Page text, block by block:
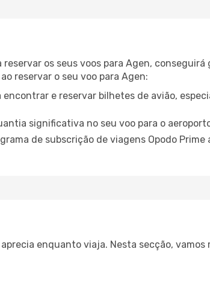
os seus voos para Agen,
reservar o seu voo para Agen:
encontrar e reservar bilhetes de avião,
significativa no seu voo para o
de subscrição de viagens Opodo Prime
enquanto viaja. Nesta secção, vamos